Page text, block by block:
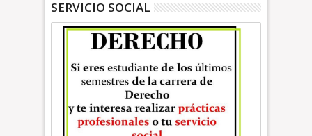
SERVICIO SOCIAL